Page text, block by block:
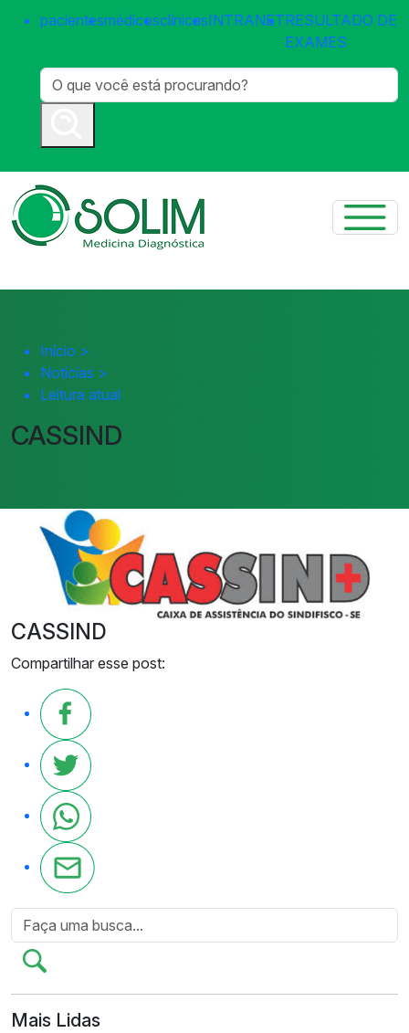
pacientesmédicosclínicasINTRANETRESULTADO DE
EXAMES
Início >
Notícias >
Leitura atual
CASSIND
CASSIND
Compartilhar esse post:
Mais Lidas